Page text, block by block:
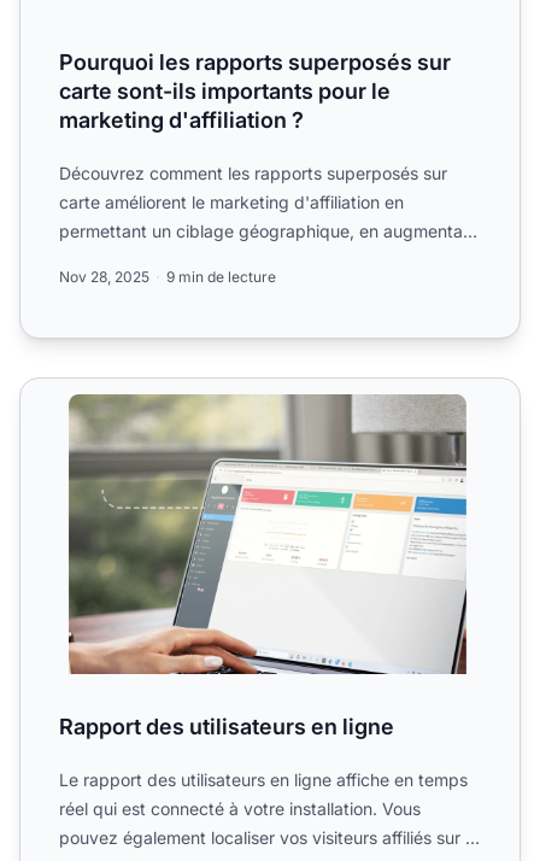
Pourquoi les rapports superposés sur
carte sont-ils importants pour le
marketing d'affiliation ?
Découvrez comment les rapports superposés sur
carte améliorent le marketing d'affiliation en
permettant un ciblage géographique, en augmentant
Nov 28, 2025 9 min de lecture
Rapport des utilisateurs en ligne
Rapport des utilisateurs en ligne
Le rapport des utilisateurs en ligne affiche en temps
réel qui est connecté à votre installation. Vous
pouvez également localiser vos visiteurs affiliés sur la